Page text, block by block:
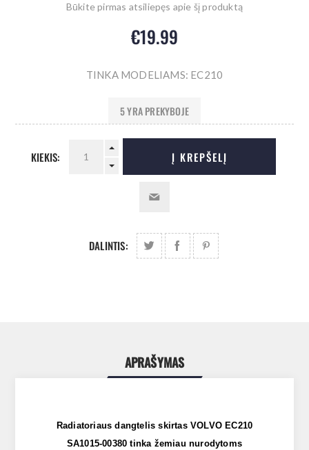
Būkite pirmas atsiliepęs apie šį produktą
€19.99
TINKA MODELIAMS: EC210
5 YRA PREKYBOJE
KIEKIS: Į KREPŠELĮ
DALINTIS:
APRAŠYMAS
Radiatoriaus dangtelis skirtas VOLVO EC210
SA1015-00380 tinka žemiau nurodytoms